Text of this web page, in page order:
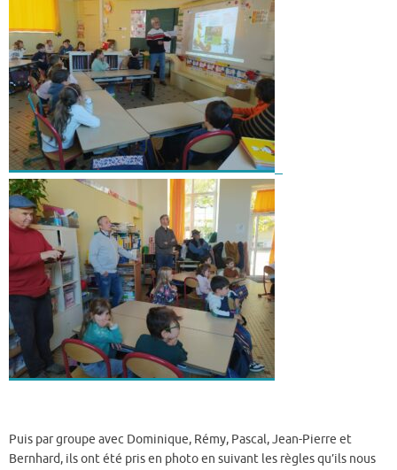
Puis par groupe avec Dominique, Rémy, Pascal, Jean-Pierre et
Bernhard, ils ont été pris en photo en suivant les règles qu’ils nous